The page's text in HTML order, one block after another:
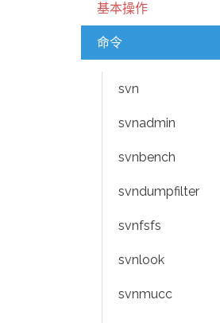
基本操作
命令
svn
svnadmin
svnbench
svndumpfilter
svnfsfs
svnlook
svnmucc